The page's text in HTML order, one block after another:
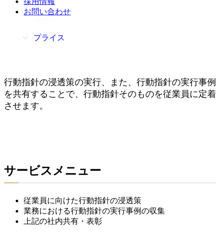
お問い合わせ
実績例
プライス
行動指針の浸透策の実行、また、行動指針の実行事例
を共有することで、行動指針そのものを従業員に定着
させます。
サービスメニュー
従業員に向けた行動指針の浸透策
業務における行動指針の実行事例の収集
上記の社内共有・表彰